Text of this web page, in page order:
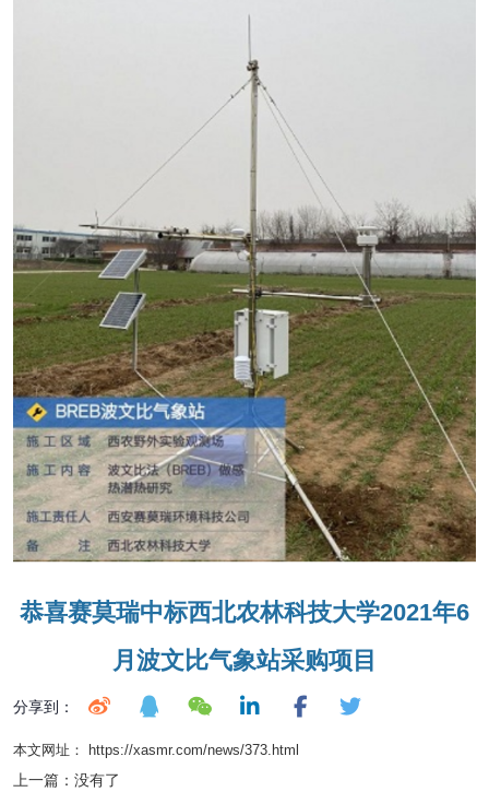
恭喜赛莫瑞中标西北农林科技大学2021年6
月波文比气象站采购项目
分享到：
本文网址： https://xasmr.com/news/373.html
上一篇： 没有了